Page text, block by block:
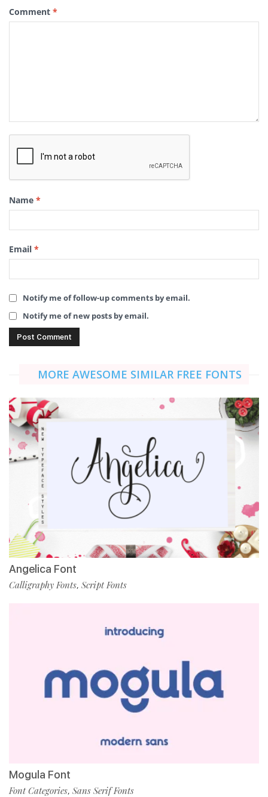
Comment *
Name *
Email *
Notify me of follow-up comments by email.
Notify me of new posts by email.
MORE AWESOME SIMILAR FREE FONTS
Angelica Font
Calligraphy Fonts, Script Fonts
Mogula Font
Font Categories, Sans Serif Fonts